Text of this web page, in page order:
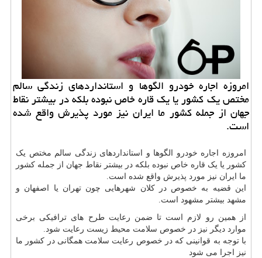
امروزه اجاره خودرو الگوها و استانداردهای زندگی سالم
مختص یك كشور یا یك قاره خاص نبوده بلكه در بیشتر نقاط
جهان از جمله كشور ما ایران نیز مورد پذیرش واقع شده
است.
امروزه اجاره خودرو الگوها و استانداردهای زندگی سالم مختص یک
کشور یا یک قاره خاص نبوده بلکه در بیشتر نقاط جهان از جمله کشور
ما ایران نیز مورد پذیرش واقع شده است.
این قضیه به خصوص در کلان شهرهایی چون تهران یا اصفهان و
مشهد بیشتر مشهود است.
از همین رو لازم است تا ضمن رعایت طرح های ترافیکی برخی
موارد دیگر نیز در خصوص سلامت محیط زیست رعایت شود.
با توجه به قوانینی که در خصوص رعایت سلامت همگانی در کشور ما
نیز اجرا می شود